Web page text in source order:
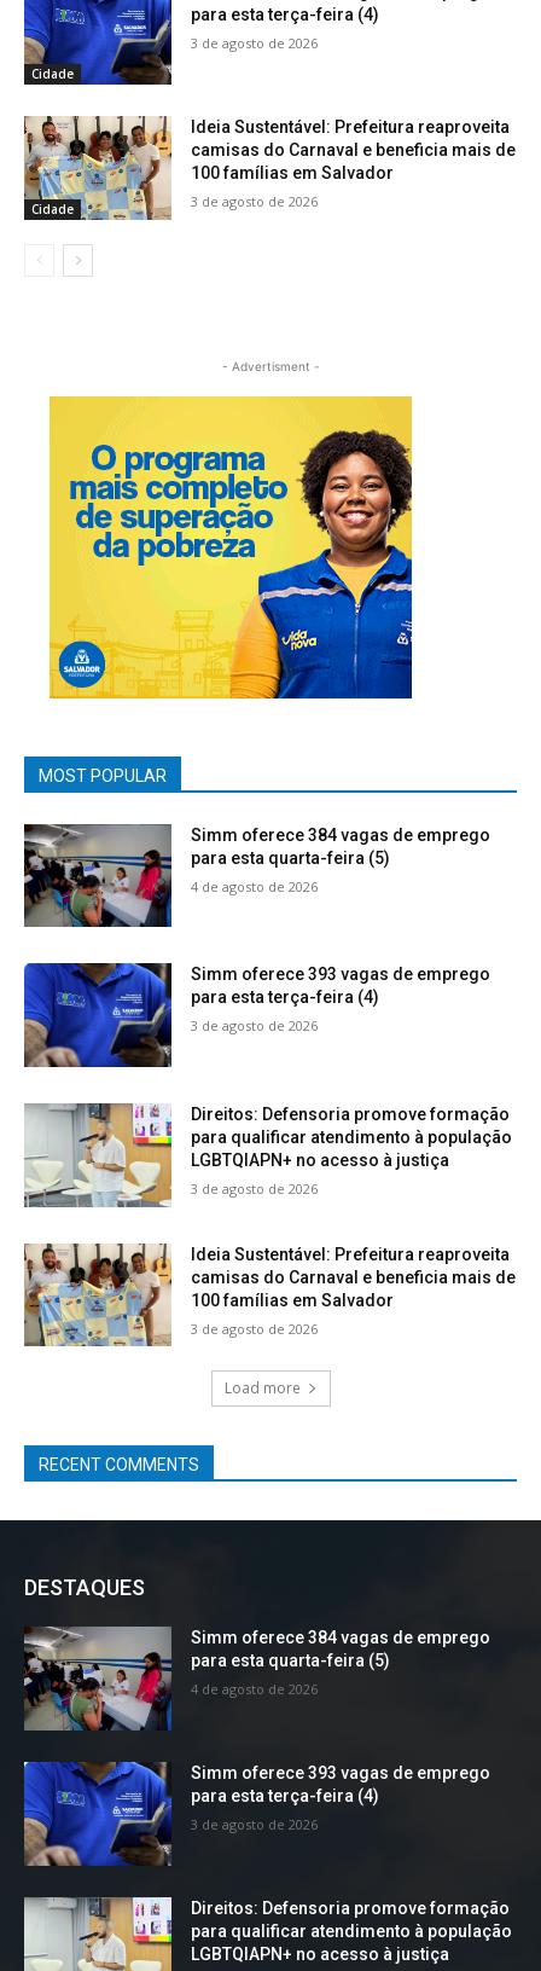
Cidade
para esta terça-feira (4)
3 de agosto de 2026
Cidade
Ideia Sustentável: Prefeitura reaproveita
camisas do Carnaval e beneficia mais de
100 famílias em Salvador
3 de agosto de 2026
- Advertisment -
MOST POPULAR
Simm oferece 384 vagas de emprego
para esta quarta-feira (5)
4 de agosto de 2026
Simm oferece 393 vagas de emprego
para esta terça-feira (4)
3 de agosto de 2026
Direitos: Defensoria promove formação
para qualificar atendimento à população
LGBTQIAPN+ no acesso à justiça
3 de agosto de 2026
Ideia Sustentável: Prefeitura reaproveita
camisas do Carnaval e beneficia mais de
100 famílias em Salvador
3 de agosto de 2026
Load more
RECENT COMMENTS
DESTAQUES
Simm oferece 384 vagas de emprego
para esta quarta-feira (5)
4 de agosto de 2026
Simm oferece 393 vagas de emprego
para esta terça-feira (4)
3 de agosto de 2026
Direitos: Defensoria promove formação
para qualificar atendimento à população
LGBTQIAPN+ no acesso à justiça